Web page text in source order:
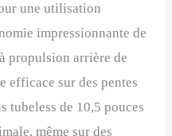
une utilisation
impressionnante de
propulsion arrière de
efficace sur des pentes
tubeless de 10,5 pouces
même sur des